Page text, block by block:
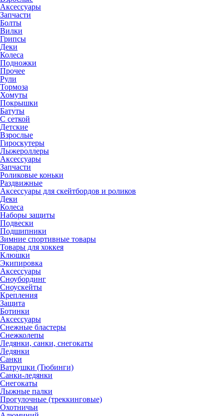
Аксессуары
Запчасти
Болты
Вилки
Грипсы
Деки
Колеса
Подножки
Прочее
Рули
Тормоза
Хомуты
Покрышки
Батуты
С сеткой
Детские
Взрослые
Гироскутеры
Лыжероллеры
Аксессуары
Запчасти
Роликовые коньки
Раздвижные
Аксессуары для скейтбордов и роликов
Деки
Колеса
Наборы защиты
Подвески
Подшипники
Зимние спортивные товары
Товары для хоккея
Клюшки
Экипировка
Аксессуары
Сноубординг
Сноускейты
Крепления
Защита
Ботинки
Аксессуары
Снежные бластеры
Снежколепы
Ледянки, санки, снегокаты
Ледянки
Санки
Ватрушки (Тюбинги)
Санки-ледянки
Снегокаты
Лыжные палки
Прогулочные (треккинговые)
Охотничьи